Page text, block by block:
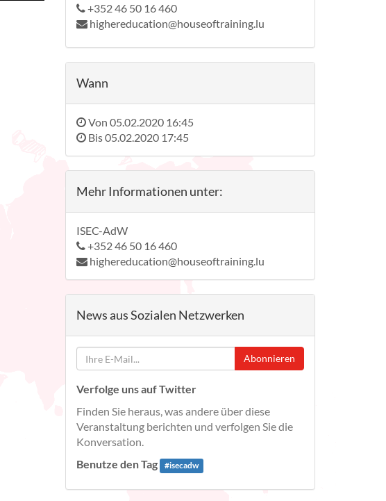
+352 46 50 16 460
highereducation@houseoftraining.lu
Wann
Von 05.02.2020 16:45
Bis05.02.2020 17:45
Mehr Informationen unter:
ISEC-AdW
+352 46 50 16 460
highereducation@houseoftraining.lu
News aus Sozialen Netzwerken
Abonnieren
Verfolge uns auf Twitter
Finden Sie heraus, was andere über diese
Veranstaltung berichten und verfolgen Sie die
Konversation.
Benutze den Tag
#isecadw